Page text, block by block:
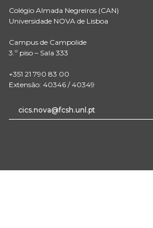
Colégio Almada Negreiros (CAN)
Universidade NOVA de Lisboa
Campus de Campolide
3.º piso – Sala 333
+351 21 790 83 00
Extensão: 40346 / 40349
cics.nova@fcsh.unl.pt